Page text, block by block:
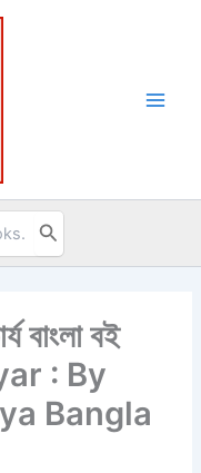
বাংলা বই
: By
Bangla